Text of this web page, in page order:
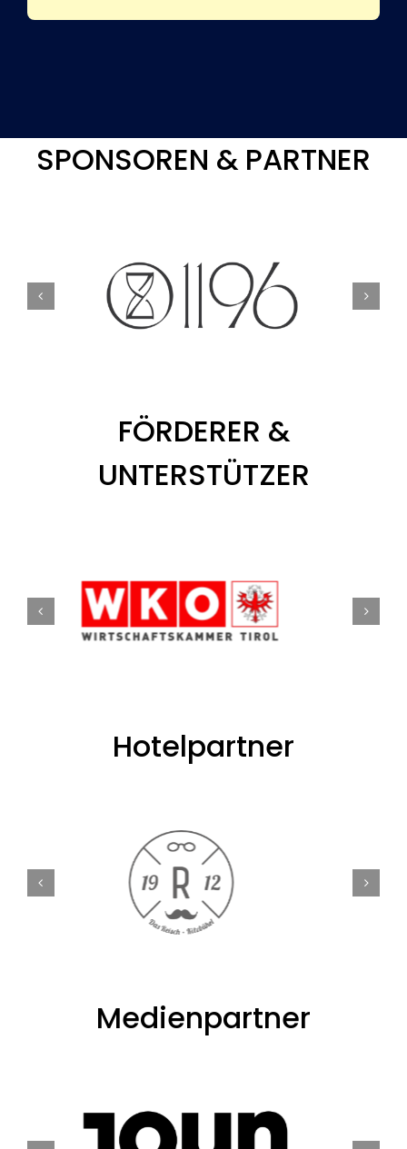
SPONSOREN & PARTNER
FÖRDERER &
UNTERSTÜTZER
Hotelpartner
Medienpartner